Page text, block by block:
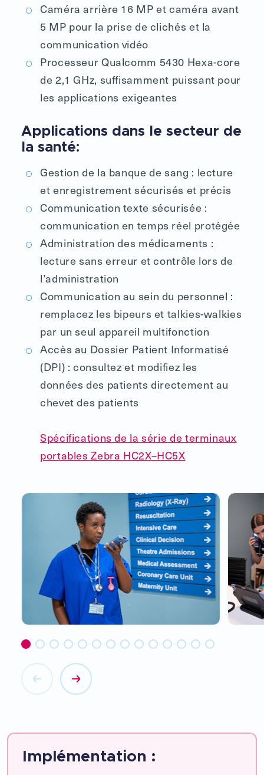
Caméra arrière 16 MP et caméra avant
5 MP pour la prise de clichés et la
communication vidéo
Processeur Qualcomm 5430 Hexa-core
de 2,1 GHz, suffisamment puissant pour
les applications exigeantes
Applications dans le secteur de
la santé:
Gestion de la banque de sang : lecture
et enregistrement sécurisés et précis
Communication texte sécurisée :
communication en temps réel protégée
Administration des médicaments :
lecture sans erreur et contrôle lors de
l’administration
Communication au sein du personnel :
remplacez les bipeurs et talkies-walkies
par un seul appareil multifonction
Accès au Dossier Patient Informatisé
(DPI) : consultez et modifiez les
données des patients directement au
chevet des patients
Spécifications de la série de terminaux
portables Zebra HC2X–HC5X
Implémentation :